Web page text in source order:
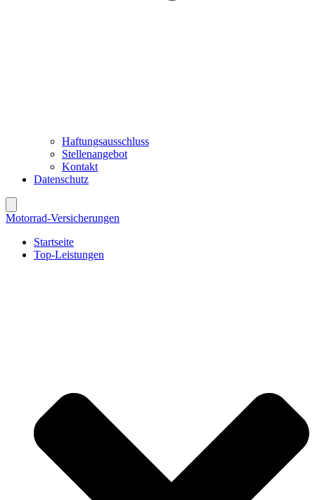
Haftungsausschluss
Stellenangebot
Kontakt
Datenschutz
Motorrad-Versicherungen
Startseite
Top-Leistungen